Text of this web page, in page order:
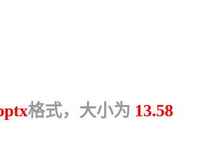
格式，大小为 13.58